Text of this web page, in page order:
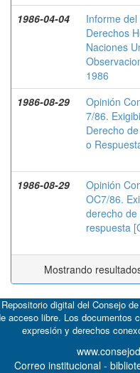
1986-04-04
Informe
Derechos
Naciones
1986
1986-08-29
Opinión
7/86.
Derecho
o
1986-08-29
Opinión
OC7/86.
derecho de
respuesta
Mostrando
digital del Consejo
acceso libre. Los documentos
expresión y derechos
Correo institucional -